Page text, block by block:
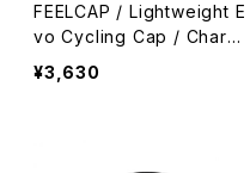
FEELCAP / Lightweight E
vo Cycling Cap / Chart
Black
¥3,630